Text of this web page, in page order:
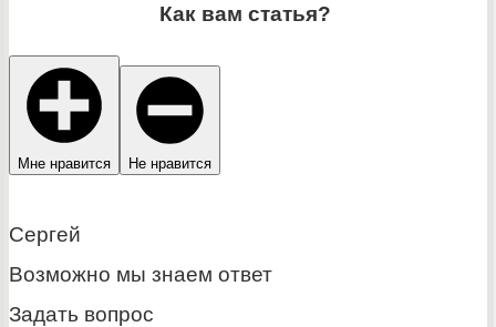
Как вам статья?
Мне нравится Не нравится
Сергей
Возможно мы знаем ответ
Задать вопрос